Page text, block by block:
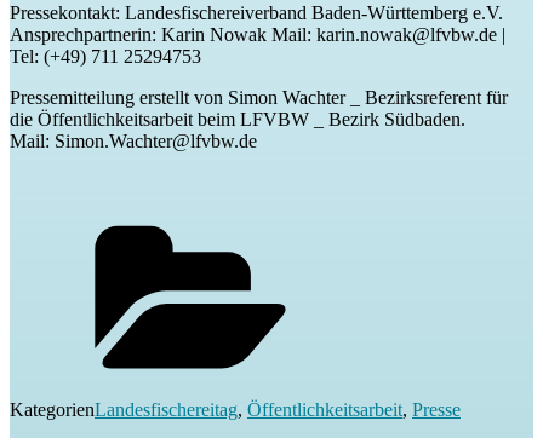
Pressekontakt: Landesfischereiverband Baden-Württemberg e.V.
Ansprechpartnerin: Karin Nowak Mail: karin.nowak@lfvbw.de |
Tel: (+49) 711 25294753
Pressemitteilung erstellt von Simon Wachter _ Bezirksreferent für
die Öffentlichkeitsarbeit beim LFVBW _ Bezirk Südbaden.
Mail: Simon.Wachter@lfvbw.de
KategorienLandesfischereitag, Öffentlichkeitsarbeit, Presse